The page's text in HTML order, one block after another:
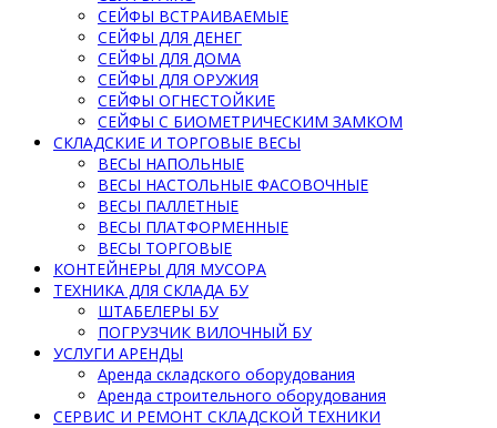
СЕЙФЫ ВСТРАИВАЕМЫЕ
СЕЙФЫ ДЛЯ ДЕНЕГ
СЕЙФЫ ДЛЯ ДОМА
СЕЙФЫ ДЛЯ ОРУЖИЯ
СЕЙФЫ ОГНЕСТОЙКИЕ
СЕЙФЫ С БИОМЕТРИЧЕСКИМ ЗАМКОМ
СКЛАДСКИЕ И ТОРГОВЫЕ ВЕСЫ
ВЕСЫ НАПОЛЬНЫЕ
ВЕСЫ НАСТОЛЬНЫЕ ФАСОВОЧНЫЕ
ВЕСЫ ПАЛЛЕТНЫЕ
ВЕСЫ ПЛАТФОРМЕННЫЕ
ВЕСЫ ТОРГОВЫЕ
КОНТЕЙНЕРЫ ДЛЯ МУСОРА
ТЕХНИКА ДЛЯ СКЛАДА БУ
ШТАБЕЛЕРЫ БУ
ПОГРУЗЧИК ВИЛОЧНЫЙ БУ
УСЛУГИ АРЕНДЫ
Аренда складского оборудования
Аренда строительного оборудования
СЕРВИС И РЕМОНТ СКЛАДСКОЙ ТЕХНИКИ